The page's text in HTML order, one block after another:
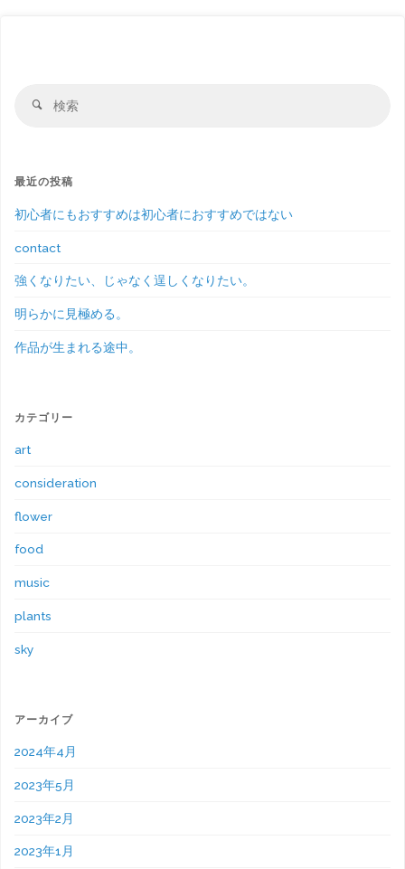
検
最近の投稿
初心者にもおすすめは初心者におすすめではない
contact
強くなりたい、じゃなく逞しくなりたい。
明らかに見極める。
作品が生まれる途中。
カテゴリー
art
consideration
flower
food
music
plants
sky
アーカイブ
2024年4月
2023年5月
2023年2月
2023年1月